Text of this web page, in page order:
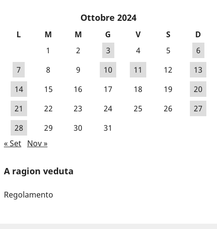
Ottobre 2024
L M M G V S
D
1
2 3 4 5
6
7
8 9 10 11 12
13
14
15 16 17 18 19
20
21
22 23 24 25 26
27
28
29 30
31
« Set Nov »
A ragion veduta
Regolamento